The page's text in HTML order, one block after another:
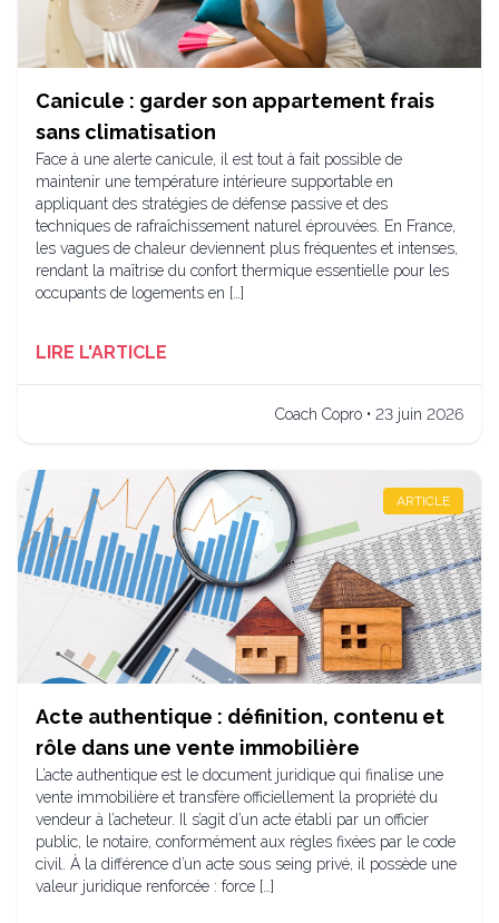
Canicule : garder son appartement frais
sans climatisation
Face à une alerte canicule, il est tout à fait possible de
maintenir une température intérieure supportable en
appliquant des stratégies de défense passive et des
techniques de rafraîchissement naturel éprouvées. En France,
les vagues de chaleur deviennent plus fréquentes et intenses,
rendant la maîtrise du confort thermique essentielle pour les
occupants de logements en […]
LIRE L'ARTICLE
Coach Copro • 23 juin 2026
ARTICLE
Acte authentique : définition, contenu et
rôle dans une vente immobilière
L’acte authentique est le document juridique qui finalise une
vente immobilière et transfère officiellement la propriété du
vendeur à l’acheteur. Il s’agit d’un acte établi par un officier
public, le notaire, conformément aux règles fixées par le code
civil. À la différence d’un acte sous seing privé, il possède une
valeur juridique renforcée : force […]